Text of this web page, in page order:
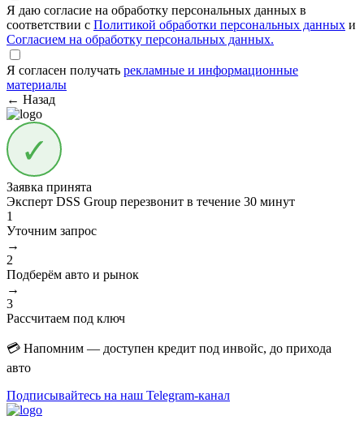
Я даю согласие на обработку персональных данных в
соответствии с Политикой обработки персональных данных и
Согласием на обработку персональных данных.
Я согласен получать рекламные и информационные
материалы
← Назад
Заявка принята
Эксперт DSS Group перезвонит в течение 30 минут
1
Уточним запрос
→
2
Подберём авто и рынок
→
3
Рассчитаем под ключ
💳 Напомним — доступен кредит под инвойс, до прихода
авто
Подписывайтесь на наш Telegram-канал